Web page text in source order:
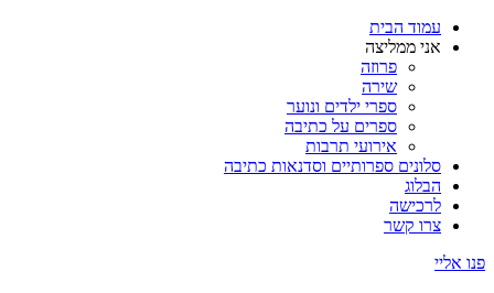
עמוד הבית
אני ממליצה
פרוזה
שירה
ספרי ילדים ונוער
ספרים על כתיבה
אירועי תרבות
סלונים ספרותיים וסדנאות כתיבה
הבלוג
לרכישה
צרו קשר
אליי